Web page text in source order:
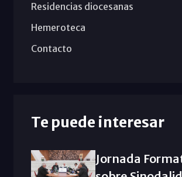
Residencias diocesanas
Hemeroteca
Contacto
Te puede interesar
Jornada